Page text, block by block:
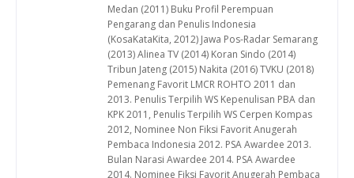
Medan (2011) Buku Profil Perempuan
Pengarang dan Penulis Indonesia
(KosaKataKita, 2012) Jawa Pos-Radar Semarang
(2013) Alinea TV (2014) Koran Sindo (2014)
Tribun Jateng (2015) Nakita (2016) TVKU (2018)
Pemenang Favorit LMCR ROHTO 2011 dan
2013. Penulis Terpilih WS Kepenulisan PBA dan
KPK 2011, Penulis Terpilih WS Cerpen Kompas
2012, Nominee Non Fiksi Favorit Anugerah
Pembaca Indonesia 2012. PSA Awardee 2013.
Bulan Narasi Awardee 2014. PSA Awardee
2014. Nominee Fiksi Favorit Anugerah Pembaca